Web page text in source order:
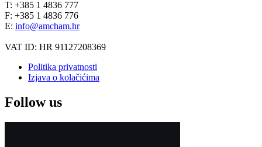
T: +385 1 4836 777
F: +385 1 4836 776
E: info@amcham.hr
VAT ID: HR 91127208369
Politika privatnosti
Izjava o kolačićima
Follow us